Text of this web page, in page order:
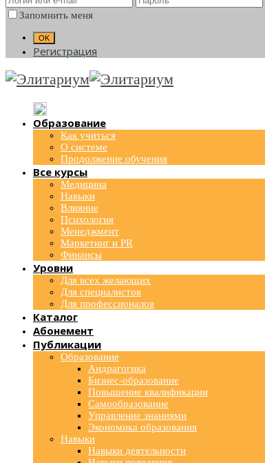
Запомнить меня
Регистрация
Образование
Как учиться
О системе
Продолжение обучения
Все курсы
Медицина
Навыки
Влияние
Психология
Менеджмент
Маркетинг и PR
Финансы
Уровни
Для всех желающих
Для специалистов
Для профессионалов
Каталог
Абонемент
Публикации
Образование
Андрагогика
Бизнес-образование
Повышение квалификации
Самообразование
Управление знаниями
Экономика образования
Навыки
Навыки деятельности